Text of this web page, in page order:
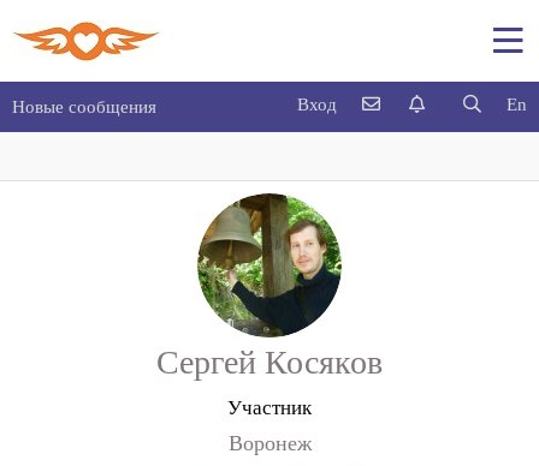
Новые сообщения En
Вход
Сергей Косяков
Участник
Воронеж